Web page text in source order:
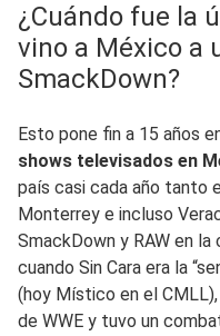
¿Cuándo fue la
vino a México a
SmackDown?
Esto pone fin a 15 años
shows televisados en
país casi cada año tanto
Monterrey e incluso
SmackDown y RAW en
cuando Sin Cara era la
(hoy Místico en el
de WWE y tuvo un